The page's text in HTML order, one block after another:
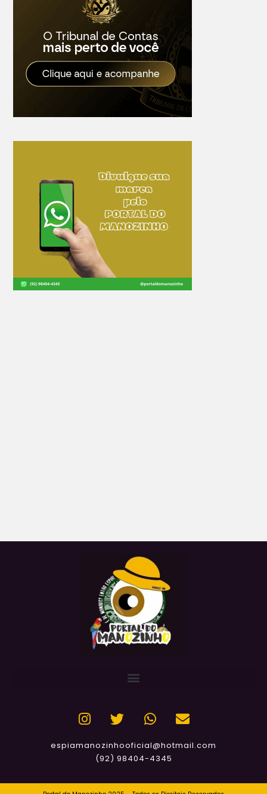
espiamanozinhooficial@hotmail.com
(92) 98404-4345